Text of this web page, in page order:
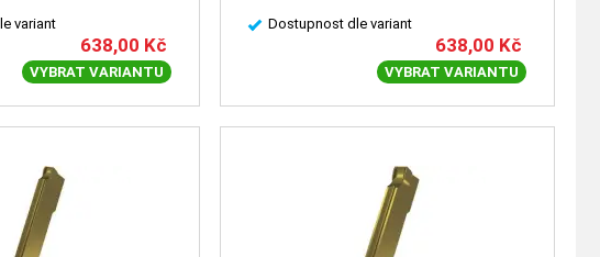
variant
638,00 Kč
VYBRAT VARIANTU
Dostupnost dle variant
638,00 Kč
VYBRAT VARIANTU